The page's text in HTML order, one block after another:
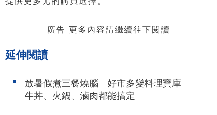
廣告 更多內容請繼續往下閱讀
延伸閱讀
放暑假煮三餐燒腦 好市多變料理寶庫
牛丼、火鍋、滷肉都能搞定